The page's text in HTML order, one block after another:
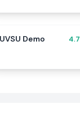
UVSU Demo 4.7